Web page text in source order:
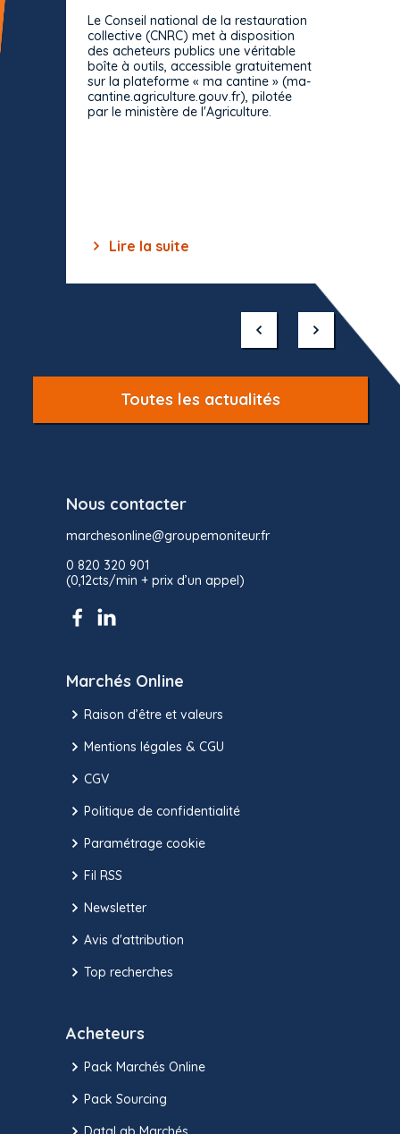
Le Conseil national de la restauration
collective (CNRC) met à disposition
des acheteurs publics une véritable
boîte à outils, accessible gratuitement
sur la plateforme « ma cantine » (ma-
cantine.agriculture.gouv.fr), pilotée
par le ministère de l'Agriculture.
Lire la suite
Toutes les actualités
Nous contacter
marchesonline@groupemoniteur.fr
0 820 320 901
(0,12cts/min + prix d’un appel)
Marchés Online
Raison d’être et valeurs
Mentions légales & CGU
CGV
Politique de confidentialité
Paramétrage cookie
Fil RSS
Newsletter
Avis d'attribution
Top recherches
Acheteurs
Pack Marchés Online
Pack Sourcing